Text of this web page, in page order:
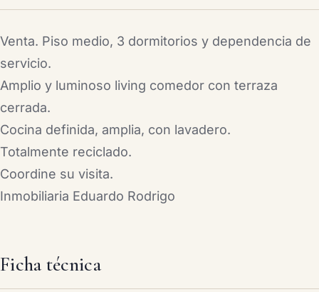
Venta. Piso medio, 3 dormitorios y dependencia de
servicio.
Amplio y luminoso living comedor con terraza
cerrada.
Cocina definida, amplia, con lavadero.
Totalmente reciclado.
Coordine su visita.
Inmobiliaria Eduardo Rodrigo
Ficha técnica